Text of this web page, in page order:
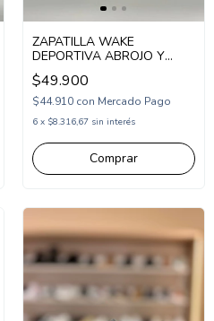
ZAPATILLA WAKE
DEPORTIVA ABROJO Y
ELASTICO 28-34 (1WK372)
$49.900
$44.910 con Mercado Pago
6 x $8.316,67 sin interés
Comprar